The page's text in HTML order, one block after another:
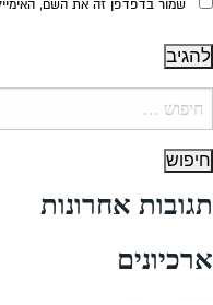
שמור בדפדפן זה את השם,
תגובות אחרונות
ארכיונים